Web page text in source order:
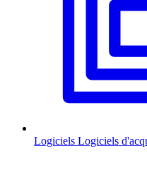
Logiciels Logiciels